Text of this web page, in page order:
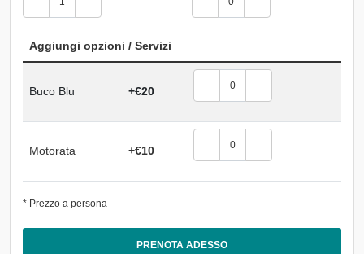
Aggiungi opzioni / Servizi
Buco Blu +€20
Motorata +€10
* Prezzo a persona
PRENOTA ADESSO